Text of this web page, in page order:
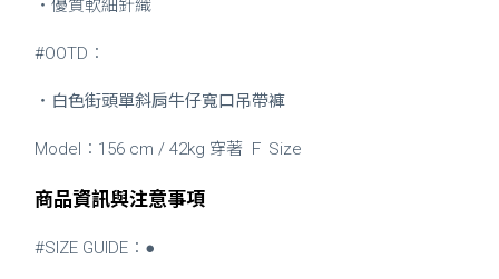
・優質軟細針織
#OOTD：
・ 白色街頭單斜肩牛仔寬口吊帶褲
Model：156 cm / 42kg 穿著 Ｆ Size
商品資訊與注意事項
#SIZE GUIDE：●